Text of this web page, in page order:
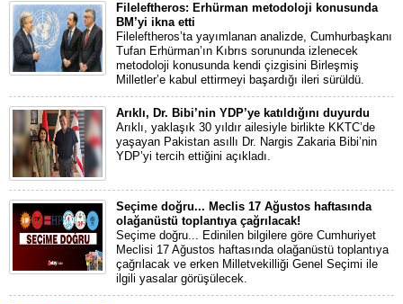
Fileleftheros: Erhürman metodoloji konusunda
BM’yi ikna etti
Fileleftheros’ta yayımlanan analizde, Cumhurbaşkanı
Tufan Erhürman’ın Kıbrıs sorununda izlenecek
metodoloji konusunda kendi çizgisini Birleşmiş
Milletler’e kabul ettirmeyi başardığı ileri sürüldü.
Arıklı, Dr. Bibi’nin YDP’ye katıldığını duyurdu
Arıklı, yaklaşık 30 yıldır ailesiyle birlikte KKTC’de
yaşayan Pakistan asıllı Dr. Nargis Zakaria Bibi’nin
YDP’yi tercih ettiğini açıkladı.
Seçime doğru... Meclis 17 Ağustos haftasında
olağanüstü toplantıya çağrılacak!
Seçime doğru... Edinilen bilgilere göre Cumhuriyet
Meclisi 17 Ağustos haftasında olağanüstü toplantıya
çağrılacak ve erken Milletvekilliği Genel Seçimi ile
ilgili yasalar görüşülecek.